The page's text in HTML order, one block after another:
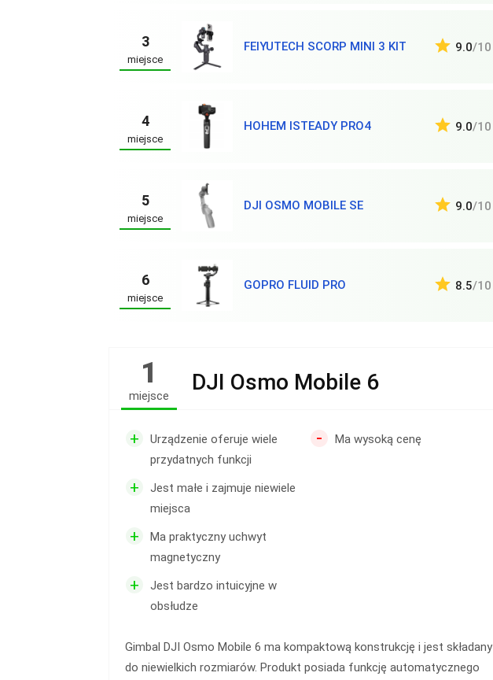
3
miejsce
FEIYUTECH SCORP MINI 3 KIT 9.0/10
4
miejsce
HOHEM ISTEADY PRO4 9.0/10
5
miejsce
DJI OSMO MOBILE SE 9.0/10
6
miejsce
GOPRO FLUID PRO 8.5/10
1
miejsce
DJI Osmo Mobile 6
+
Urządzenie oferuje wiele
przydatnych funkcji
+
Jest małe i zajmuje niewiele
miejsca
+
Ma praktyczny uchwyt
magnetyczny
+
Jest bardzo intuicyjne w
obsłudze
- Ma wysoką cenę
Gimbal DJI Osmo Mobile 6 ma kompaktową konstrukcję i jest składany
do niewielkich rozmiarów. Produkt posiada funkcję automatycznego